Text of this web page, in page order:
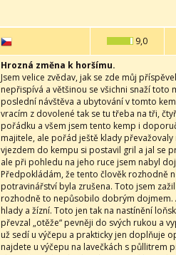
9,0
Hrozná změna k horšímu.
Jsem velice zvědav, jak se zde můj
nepřispívá a většinou se všichni snaží
poslední návštěva a ubytování v tomto
vracím z dovolené tak se tu třeba na tři,
pořádku a všem jsem tento kemp i
majitele, ale pořád ještě klady
vjezdem do kempu si postavil gril a jal se
ale při pohledu na jeho ruce jsem nabyl
Předpokládám, že tento člověk rozhodně
potravinářství byla zrušena. Toto jsem
rozhodně to nepůsobilo dobrým dojmem.
hlady a žízní. Toto jen tak na nastínění
převzal „otěže“ pevněji do svých rukou a
už sedí u výčepu a prakticky jen doplňuje
najdete u výčepu na lavečkách s půllitrem